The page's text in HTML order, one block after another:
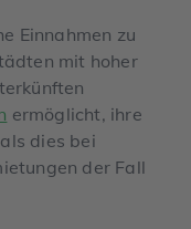
Einnahmen zu
mit hoher
ermöglicht, ihre
dies bei
der Fall